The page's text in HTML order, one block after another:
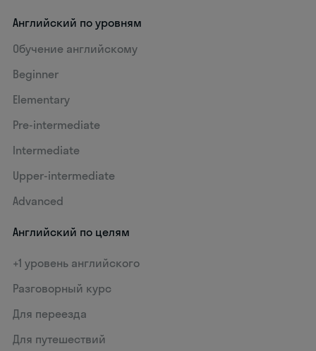
Английский по уровням
Обучение английскому
Beginner
Elementary
Pre-intermediate
Intermediate
Upper-intermediate
Advanced
Английский по целям
+1 уровень английского
Разговорный курс
Для переезда
Для путешествий